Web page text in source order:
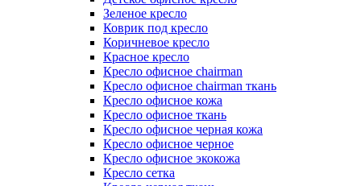
Зеленое кресло
Коврик под кресло
Коричневое кресло
Красное кресло
Кресло офисное chairman
Кресло офисное chairman ткань
Кресло офисное кожа
Кресло офисное ткань
Кресло офисное черная кожа
Кресло офисное черное
Кресло офисное экокожа
Кресло сетка